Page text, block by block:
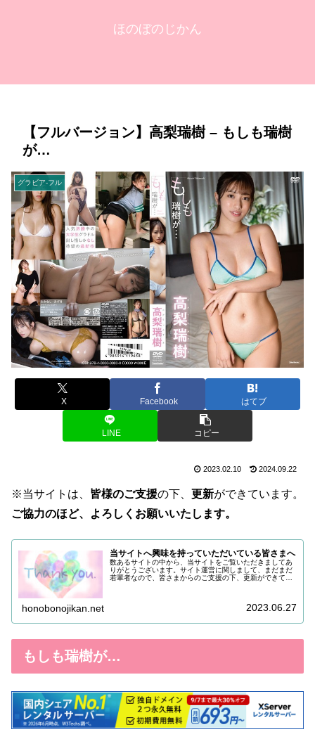
ほのぼのじかん
【フルバージョン】高梨瑞樹 – もしも瑞樹
が…
グラビア-フル
X Facebook はてブ
LINE コピー
2023.02.10 2024.09.22
※当サイトは、 皆様のご支援の下、 更新ができています。
ご協力のほど、よろしくお願いいたします。
当サイトへ興味を持っていただいている皆さまへ
数あるサイトの中から、当サイトをご覧いただきましてあ
りがとうございます。サイト運営に関しまして、まだまだ
若輩者なので、皆さまからのご支援の下、更新ができてい
honobonojikan.net 2023.06.27
もしも瑞樹が…